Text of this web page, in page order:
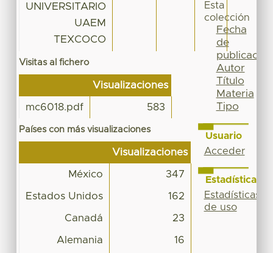
UNIVERSITARIO
UAEM
TEXCOCO
Visitas al fichero
Visualizaciones
mc6018.pdf 583
Países con más visualizaciones
Visualizaciones
México 347
Estados Unidos 162
Canadá 23
Alemania 16
Esta
colección
Fecha
de
publicación
Autor
Título
Materia
Tipo
Usuario
Acceder
Estadísticas
Estadísticas
de uso